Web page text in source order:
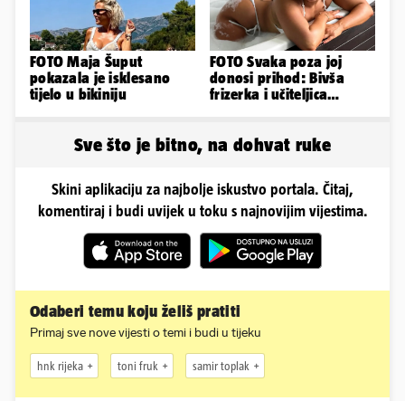
FOTO Maja Šuput
pokazala je isklesano
tijelo u bikiniju
FOTO Svaka poza joj
donosi prihod: Bivša
frizerka i učiteljica
Sve što je bitno, na dohvat ruke
Skini aplikaciju za najbolje iskustvo portala. Čitaj,
komentiraj i budi uvijek u toku s najnovijim vijestima.
Odaberi temu koju želiš pratiti
Primaj sve nove vijesti o temi i budi u tijeku
hnk rijeka toni fruk samir toplak